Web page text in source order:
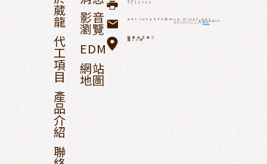
葳
龍
代
工
項
目
產
品
介
紹
聯
影音
瀏覽
EDM
網站
地圖
7211723
wei.lung888@msa.hinet.net
屏東市工業二
路20號
Copyright 2023 © 葳龍貿易有限公司
Website Designed ByRENU